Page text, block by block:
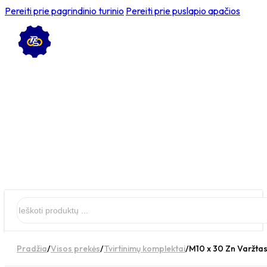
Pereiti prie pagrindinio turinio Pereiti prie puslapio apačios
Pradžia/Visos prekės/Tvirtinimų komplektai/M10 x 30 Zn